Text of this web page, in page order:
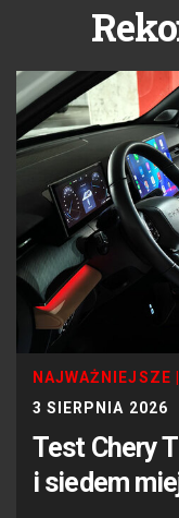
NAJWAŻNIEJSZE
3 SIERPNIA 2026
Test Chery
i siedem